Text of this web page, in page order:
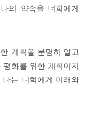
의 약속을 너희에게
계획을 분명히 알고
화를 위한 계획이지
는 너희에게 미래와